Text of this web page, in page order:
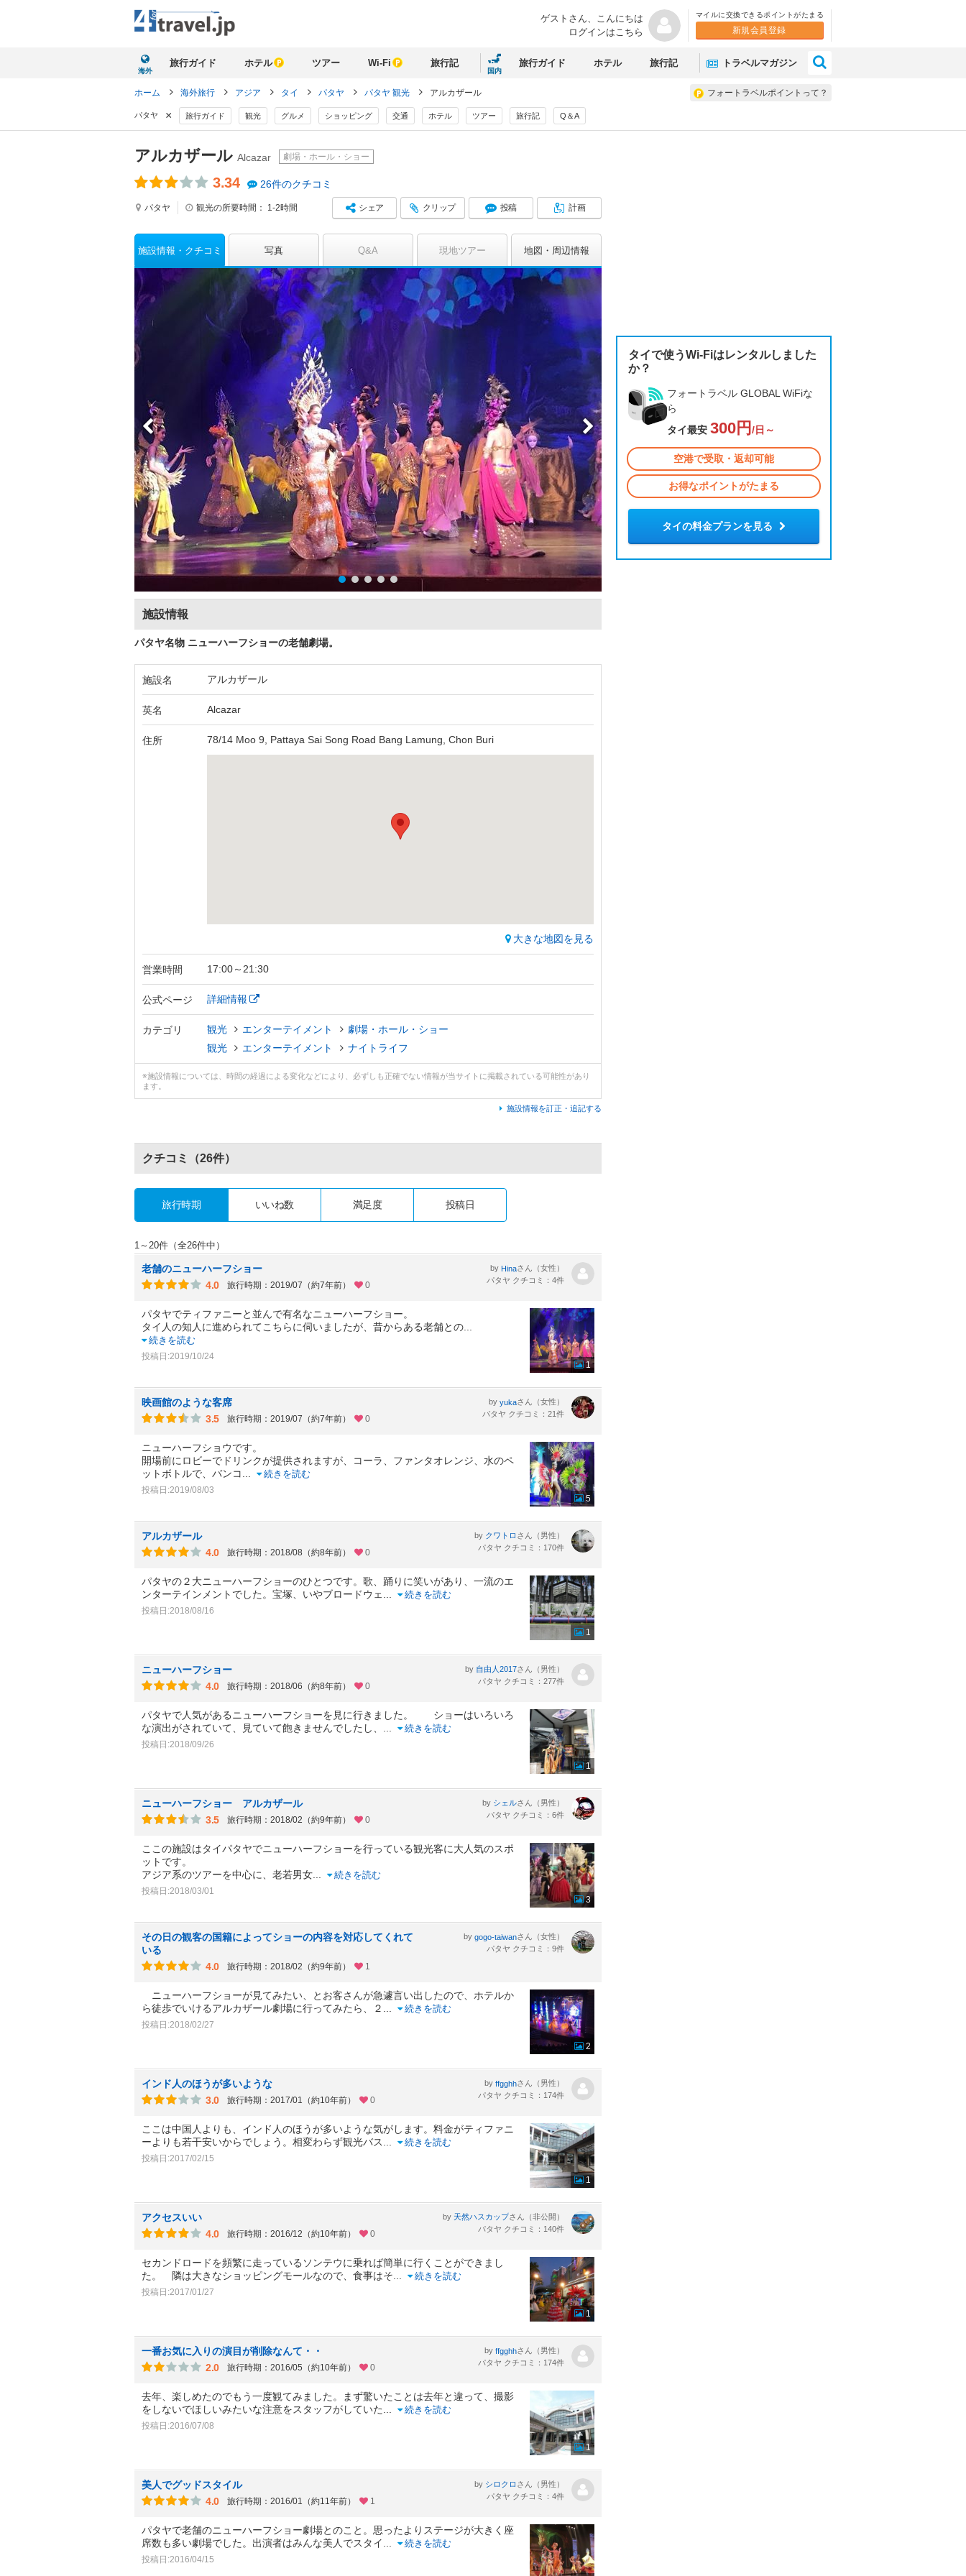
ゲストさん、 こんにちは
ログインはこちら
マイルに交換できるポイントがたまる
新規会員登録
海外
旅行ガイド ホテル ツアー Wi-Fi 旅行記
国内
旅行ガイド ホテル 旅行記 トラベルマガジン
フォートラベルポイントって？
ホーム 海外旅行 アジア タイ パタヤ パタヤ 観光 アルカザール
パタヤ × 旅行ガイド 観光 グルメ ショッピング 交通 ホテル ツアー 旅行記 Q＆A
アルカザール Alcazar 劇場・ホール・ショー
3.34 26件のクチコミ
パタヤ 観光の所要時間： 1-2時間 シェア クリップ 投稿 計画
施設情報 クチコミ 写真 Q&A 現地ツアー 地図 周辺情報
施設情報
パタヤ名物 ニューハーフショーの老舗劇場。
施設名 アルカザール
英名 Alcazar
住所 78/14 Moo 9, Pattaya Sai Song Road Bang Lamung, Chon Buri
大きな地図を見る
営業時間 17:00～21:30
公式ページ 詳細情報
カテゴリ 観光 エンターテイメント
劇場・ホール・ショー
観光
エンターテイメント ナイトライフ
※施設情報については、時間の経過による変化などにより、必ずしも正確でない情報が当サイトに掲載されている可能性があり
ます。
施設情報を訂正・追記する
クチコミ （26件）
旅行時期 いいね数 満足度 投稿日
1～20件（全26件中）
老舗のニューハーフショー
4.0
旅行時期：2019/07（約7年前） 0
by Hinaさん（女性）
パタヤ クチコミ：4件
パタヤでティファニーと並んで有名なニューハーフショー。
タイ人の知人に進められてこちらに伺いましたが、昔からある老舗との
続きを読む
投稿日:2019/10/24
1
映画館のような客席
3.5
旅行時期：2019/07（約7年前） 0
by yukaさん（女性）
パタヤ クチコミ：21件
ニューハーフショウです。
開場前にロビーでドリンクが提供されますが、コーラ、ファンタオレンジ、水のペ
ットボトルで、バンコ
続きを読む
投稿日:2019/08/03
5
アルカザール
4.0
旅行時期：2018/08（約8年前） 0
by クワトロ さん（男性）
パタヤ クチコミ：170件
パタヤの２大ニューハーフショーのひとつです。歌、踊りに笑いがあり、一流のエ
ンターテインメントでした。宝塚、いやブロードウェ
続きを読む
投稿日:2018/08/16
1
ニューハーフショー
4.0
旅行時期：2018/06（約8年前） 0
by 自由人2017さん（男性）
パタヤ クチコミ：277件
パタヤで人気があるニューハーフショーを見に行きました。 ショーはいろいろ
な演出がされていて、見ていて飽きませんでしたし、
続きを読む
投稿日:2018/09/26
1
ニューハーフショー アルカザール
3.5
旅行時期：2018/02（約9年前） 0
by シェルさん（男性）
パタヤ クチコミ：6件
ここの施設はタイパタヤでニューハーフショーを行っている観光客に大人気のスポ
ットです。
アジア系のツアーを中心に、老若男女
続きを読む
投稿日:2018/03/01
3
その日の観客の国籍によってショーの内容を対応してくれて
いる
4.0
旅行時期：2018/02（約9年前） 1
by gogo-taiwanさん（女性）
パタヤ クチコミ：9件
ニューハーフショーが見てみたい、とお客さんが急遽言い出したので、ホテルか
ら徒歩でいけるアルカザール劇場に行ってみたら、２
続きを読む
投稿日:2018/02/27
2
インド人のほうが多いような
3.0
旅行時期：2017/01（約10年前） 0
by ffgghhさん（男性）
パタヤ クチコミ：174件
ここは中国人よりも、インド人のほうが多いような気がします。料金がティファニ
ーよりも若干安いからでしょう。相変わらず観光バス
続きを読む
投稿日:2017/02/15
1
アクセスいい
4.0
旅行時期：2016/12（約10年前） 0
by 天然ハスカップさん（非公開）
パタヤ クチコミ：140件
セカンドロードを頻繁に走っているソンテウに乗れば簡単に行くことができまし
た。 隣は大きなショッピングモールなので、食事はそ
続きを読む
投稿日:2017/01/27
1
一番お気に入りの演目が削除なんて・・
2.0
旅行時期：2016/05（約10年前） 0
by ffgghhさん（男性）
パタヤ クチコミ：174件
去年、楽しめたのでもう一度観てみました。まず驚いたことは去年と違って、撮影
をしないでほしいみたいな注意をスタッフがしていた
続きを読む
投稿日:2016/07/08
1
美人でグッドスタイル
4.0
旅行時期：2016/01（約11年前） 1
by シロクロ さん（男性）
パタヤ クチコミ：4件
パタヤで老舗のニューハーフショー劇場とのこと。思ったよりステージが大きく座
席数も多い劇場でした。出演者はみんな美人でスタイ
続きを読む
投稿日:2016/04/15
タイで使うWi-Fiはレンタルしました
か？
フォートラベル GLOBAL WiFiな
ら
タイ最安 300円 /日～
空港で受取・返却可能
お得なポイントがたまる
タイの料金プランを見る